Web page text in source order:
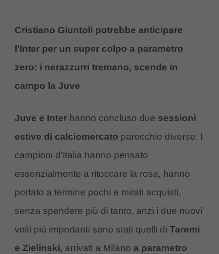
Cristiano Giuntoli potrebbe anticipare
l’Inter per un super colpo a parametro
zero: i nerazzurri tremano, scende in
campo la Juve
Juve e Inter hanno concluso due sessioni
estive di calciomercato parecchio diverse. I
campioni d’Italia hanno pensato
essenzialmente a ritoccare la rosa, hanno
portato a termine pochi e mirati acquisti,
senza spendere più di tanto, anzi i due nuovi
volti più importanti sono stati quelli di Taremi
e Zielinski, arrivati a Milano a parametro